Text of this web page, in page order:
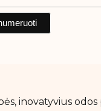
ir ampulės
inovatyvius odos